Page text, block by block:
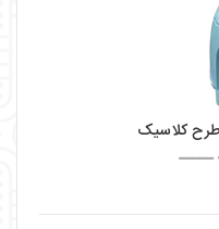
کلاسیک